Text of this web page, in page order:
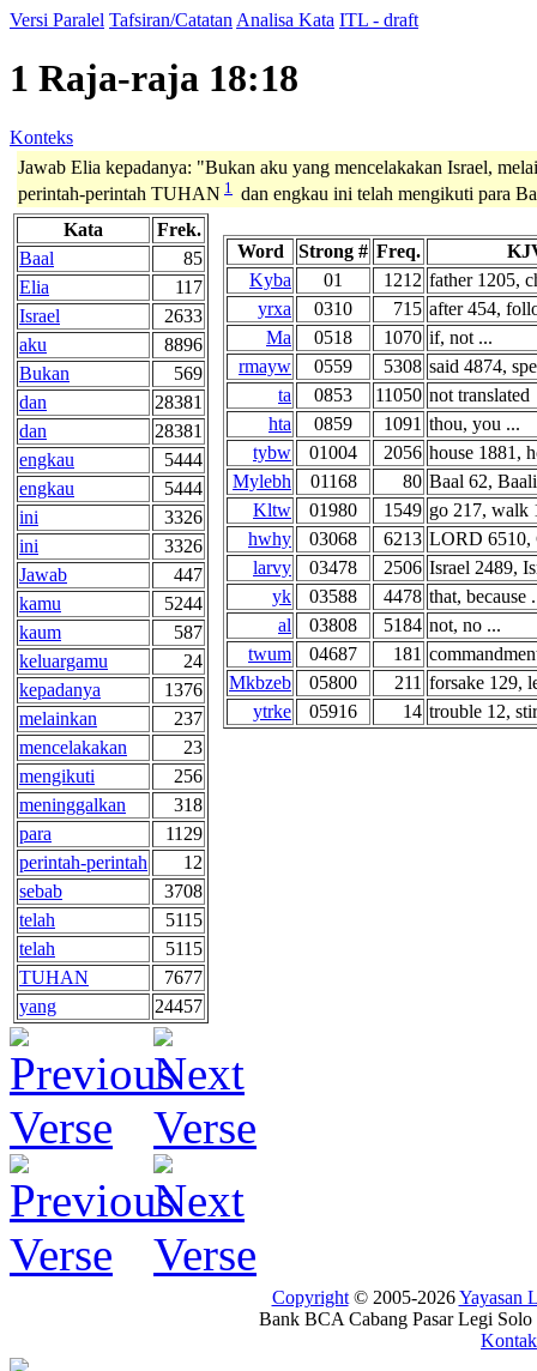
Versi Paralel Tafsiran/Catatan Analisa Kata ITL - draft
1 Raja-raja 18:18
Konteks
Jawab Elia kepadanya: "Bukan aku yang mencelakakan Israel,
perintah-perintah TUHAN 1 dan engkau ini telah mengikuti para
Kata
Frek.
Baal
85
Elia
117
Israel
2633
aku
8896
Bukan
569
dan
28381
dan
28381
engkau
5444
engkau
5444
ini
3326
ini
3326
Jawab
447
kamu
5244
kaum
587
keluargamu
24
kepadanya
1376
melainkan
237
mencelakakan
23
mengikuti
256
meninggalkan
318
para
1129
perintah-perintah
12
sebab
3708
telah
5115
telah
5115
TUHAN
7677
yang
24457
Word Strong # Freq.
Kyba
01 1212 father 1205,
yrxa
0310 715 after 454,
Ma
0518 1070 if, not ...
rmayw
0559 5308 said 4874,
ta
0853 11050 not translated
hta
0859 1091 thou, you ...
tybw
01004 2056 house 1881,
Mylebh
01168 80 Baal 62,
Kltw
01980 1549 go 217, walk
hwhy
03068 6213 LORD 6510,
larvy
03478 2506 Israel 2489,
yk
03588 4478 that, because
al
03808 5184 not, no ...
twum
04687 181
Mkbzeb
05800 211 forsake 129,
ytrke
05916 14 trouble 12,
Copyright© 2005-2026Yayasan
Bank BCA Cabang Pasar Legi
Kontak